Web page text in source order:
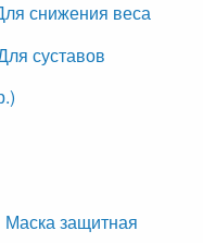
снижения веса
суставов
Маска защитная